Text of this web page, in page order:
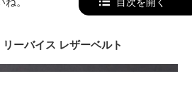
ーバイス レザーベルト